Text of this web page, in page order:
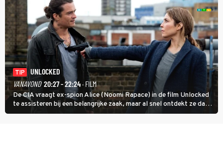
TIP
UNLOCKED
VANAVOND 20:27 - 22:24· FILM
De CIA vraagt ex-spion Alice (Noomi Rapace) in de film Unlocked
te assisteren bij een belangrijke zaak, maar al snel ontdekt ze dat
degene die haar aanstelde kwade bedoelingen heeft.